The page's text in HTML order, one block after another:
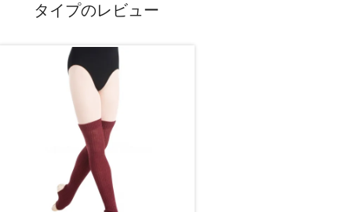
タイプのレビュー